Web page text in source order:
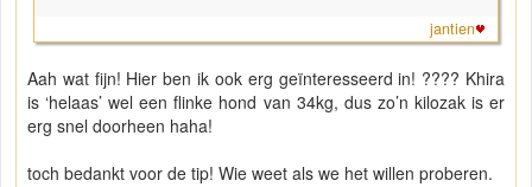
jantien
Aah wat fijn! Hier ben ik ook erg geïnteresseerd in! ???? Khira
is ‘helaas’ wel een flinke hond van 34kg, dus zo’n kilozak is er
erg snel doorheen haha!
toch bedankt voor de tip! Wie weet als we het willen proberen.